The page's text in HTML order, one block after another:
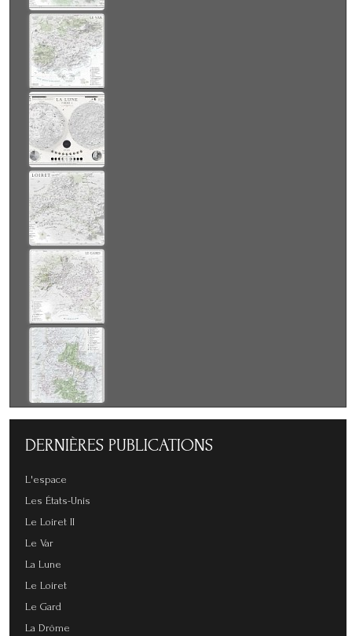
DERNIÈRES PUBLICATIONS
L'espace
Les États-Unis
Le Loiret II
Le Var
La Lune
Le Loiret
Le Gard
La Drôme